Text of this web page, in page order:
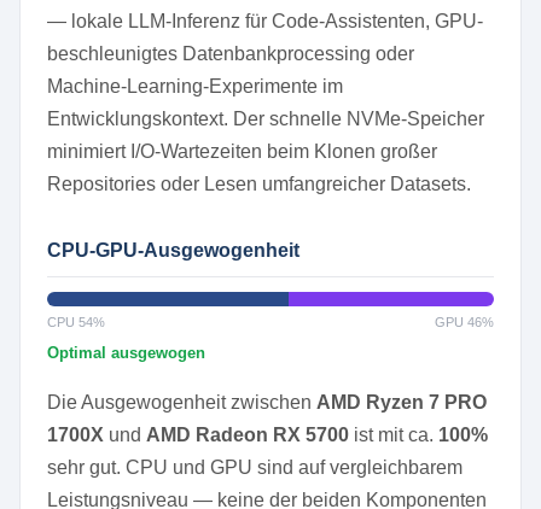
— lokale LLM-Inferenz für Code-Assistenten, GPU-
beschleunigtes Datenbankprocessing oder
Machine-Learning-Experimente im
Entwicklungskontext. Der schnelle NVMe-Speicher
minimiert I/O-Wartezeiten beim Klonen großer
Repositories oder Lesen umfangreicher Datasets.
CPU-GPU-Ausgewogenheit
CPU 54% GPU 46%
Optimal ausgewogen
Die Ausgewogenheit zwischen AMD Ryzen 7 PRO
1700X und AMD Radeon RX 5700 ist mit ca. 100%
sehr gut. CPU und GPU sind auf vergleichbarem
Leistungsniveau — keine der beiden Komponenten